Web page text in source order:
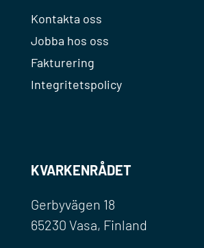
Kontakta oss
Jobba hos oss
Fakturering
Integritetspolicy
KVARKENRÅDET
Gerbyvägen 18
65230 Vasa, Finland